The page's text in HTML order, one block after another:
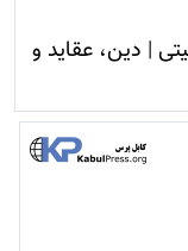
| دين، عقايد و